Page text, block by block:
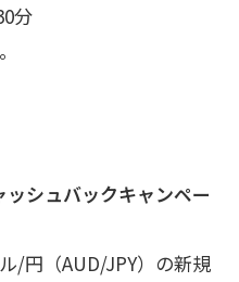
分
。
シュバックキャンペー
/円（AUD/JPY）の新規